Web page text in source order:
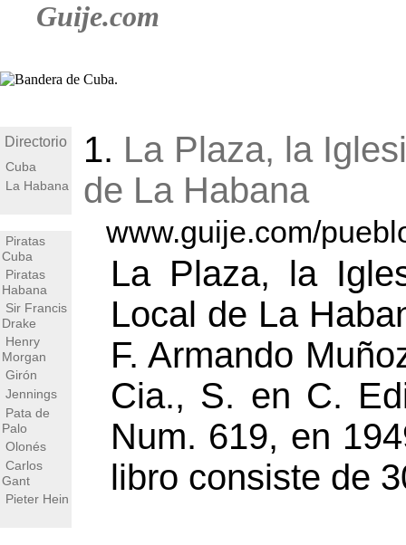
Guije.com
Directorio
Cuba
La Habana
Piratas
Cuba
Piratas
Habana
Sir Francis
Drake
Henry
Morgan
Girón
Jennings
Pata de
Palo
Olonés
Carlos
Gant
Pieter Hein
1. La Plaza, la
de La Habana
www.guije.com/
La Plaza, la
Local de La
F. Armando
Cia., S. en C.
Num. 619, en
libro consiste de